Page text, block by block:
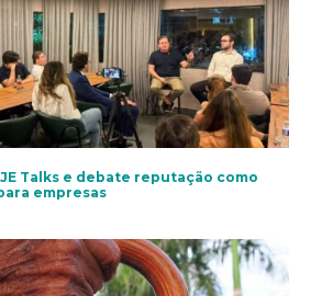
Talks e debate reputação como
empresas